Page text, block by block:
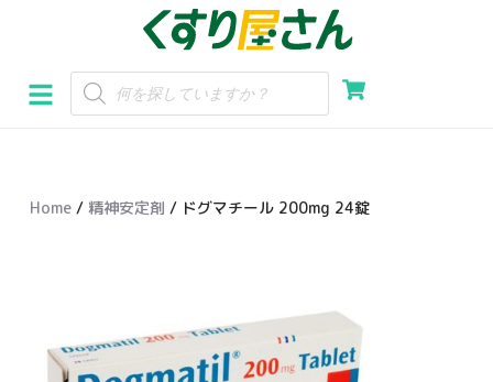
ン
テ
スHome / 精神安定剤 / ドグマチール 200mg 24錠